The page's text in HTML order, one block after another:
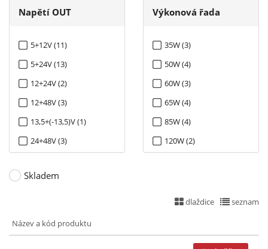
Napětí OUT
5+12V (11)
5+24V (13)
12+24V (2)
12+48V (3)
13,5+(-13,5)V (1)
24+48V (3)
Výkonová řada
35W (3)
50W (4)
60W (3)
65W (4)
85W (4)
120W (2)
Skladem
dlaždice seznam
Název a kód produktu